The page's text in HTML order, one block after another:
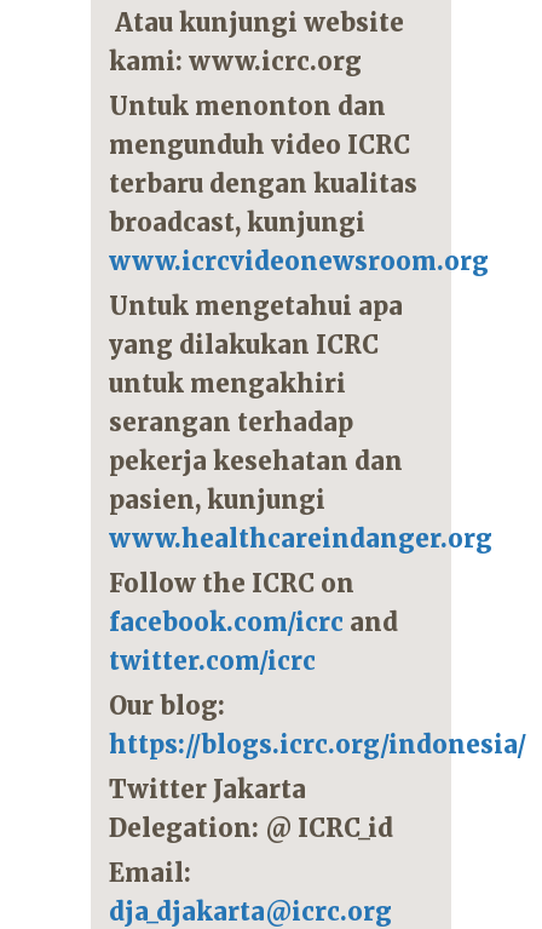
Atau kunjungi website
kami: www.icrc.org
Untuk menonton dan
mengunduh video ICRC
terbaru dengan kualitas
broadcast, kunjungi
www.icrcvideonewsroom.org
Untuk mengetahui apa
yang dilakukan ICRC
untuk mengakhiri
serangan terhadap
pekerja kesehatan dan
pasien, kunjungi
www.healthcareindanger.org
Follow the ICRC on
facebook.com/icrc and
twitter.com/icrc
Our blog:
https://blogs.icrc.org/indonesia/
Twitter Jakarta
Delegation: @ ICRC_id
Email:
dja_djakarta@icrc.org